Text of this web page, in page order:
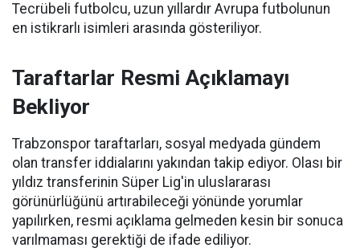
Tecrübeli futbolcu, uzun yıllardır Avrupa futbolunun
en istikrarlı isimleri arasında gösteriliyor.
Taraftarlar Resmi Açıklamayı
Bekliyor
Trabzonspor taraftarları, sosyal medyada gündem
olan transfer iddialarını yakından takip ediyor. Olası bir
yıldız transferinin Süper Lig'in uluslararası
görünürlüğünü artırabileceği yönünde yorumlar
yapılırken, resmi açıklama gelmeden kesin bir sonuca
varılmaması gerektiği de ifade ediliyor.